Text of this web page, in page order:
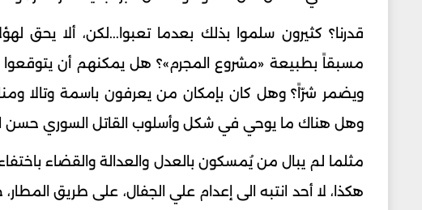
قدرنا؟ كثيرون سلموا بذلك بعدما تعبوا...لكن، ألا يحق
مسبقاً بطبيعة «مشروع المجرم»؟ هل يمكنهم أن
ويضمر شرّاً؟ وهل كان بإمكان من يعرفون باسمة وتالا
وهل هناك ما يوحي في شكل وأسلوب القاتل السوري حسن
هكذا، لا أحد انتبه الى إعدام علي الجفال، على طريق